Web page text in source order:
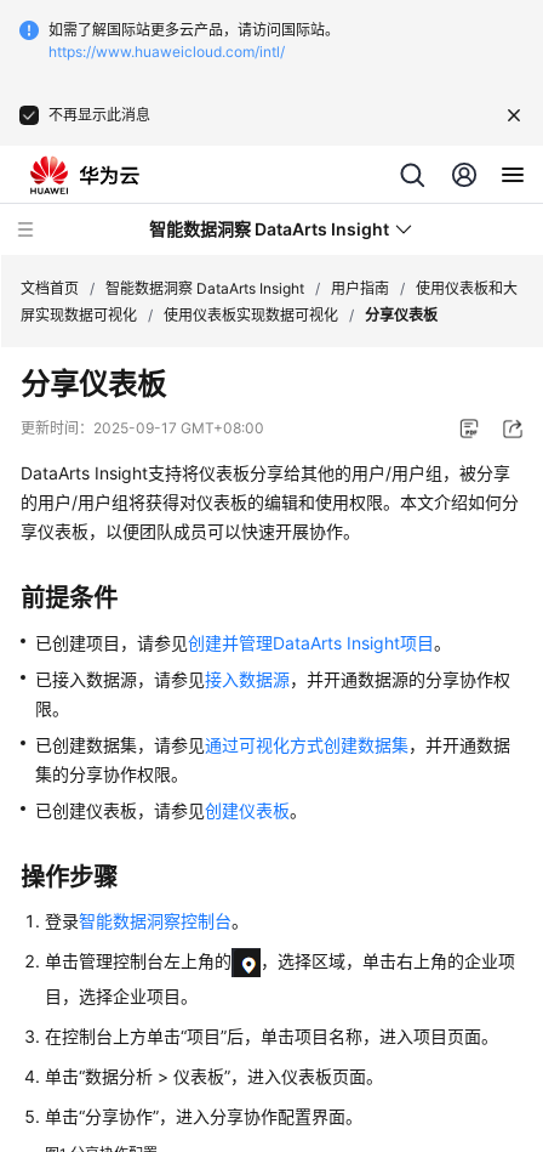
如需了解国际站更多云产品，请访问国际站。
https://www.huaweicloud.com/intl/
不再显示此消息
智能数据洞察 DataArts Insight
新
动
产
品
绍
计
说
明
快
速
入
用
户
指
南
使
用
程
文档首页 / 智能数据洞察 DataArts Insight / 用户指南 / 使用仪表板和大
屏实现数据可视化 / 使用仪表板实现数据可视化 / 分享仪表板
分享仪表板
更新时间： 2025-09-17 GMT+08:00
DataArts Insight支持将仪表板分享给其他的用户/用户组，被分享
的用户/用户组将获得对仪表板的编辑和使用权限。本文介绍如何分
享仪表板，以便团队成员可以快速开展协作。
前提条件
已创建项目，请参见创建并管理DataArts Insight项目。
已接入数据源，请参见接入数据源，并开通数据源的分享协作权
限。
已创建数据集，请参见通过可视化方式创建数据集，并开通数据
集的分享协作权限。
已创建仪表板，请参见创建仪表板。
操作步骤
登录智能数据洞察控制台。
单击管理控制台左上角的
，选择区域，单击右上角的企业项
目，选择企业项目。
在控制台上方单击“项目”后，单击项目名称，进入项目页面。
单击“数据分析 > 仪表板”，进入仪表板页面。
单击“分享协作”，进入分享协作配置界面。